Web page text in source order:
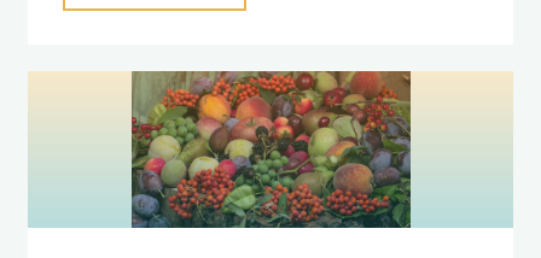
Verdadero
Único
Evangelio"